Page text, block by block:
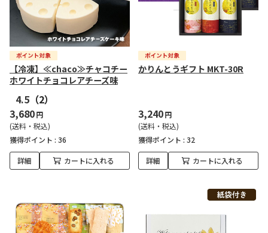
【冷凍】≪chaco≫チャコチー
ホワイトチョコレアチーズ味
4.5 （2）
3,680円
(送料・税込)
獲得ポイント : 36
詳細 カートに入れる
かりんとうギフト MKT-30R
3,240円
(送料・税込)
獲得ポイント : 32
詳細 カートに入れる